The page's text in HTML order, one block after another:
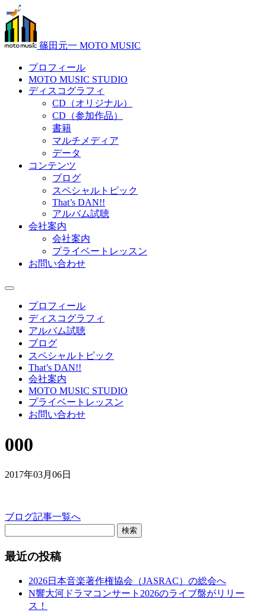
篠田元一 MOTO MUSIC
プロフィール
MOTO MUSIC STUDIO
ディスコグラフィ
CD（オリジナル）
CD（参加作品）
書籍
マルチメディア
データ
コンテンツ
ブログ
スペシャルトピック
That’s DAN!!
アルバム試聴
会社案内
会社案内
プライベートレッスン
お問い合わせ
プロフィール
ディスコグラフィ
アルバム試聴
ブログ
スペシャルトピック
That’s DAN!!
会社案内
MOTO MUSIC STUDIO
プライベートレッスン
お問い合わせ
000
2017年03月06日
ブログ記事一覧へ
検索
最近の投稿
2026日本音楽著作権協会（JASRAC）の総会へ
N響大河ドラマコンサート2026のライブ盤がリリー
ス！